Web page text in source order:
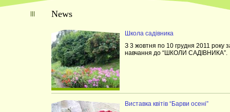
News
Школа садівника
З 3 жовтня по 10 грудня 2011 року
навчання до “ШКОЛИ САДІВНИКА”.
Виставка квітів “Барви осені”